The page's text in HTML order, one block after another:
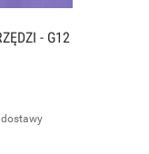
- G12
dostawy